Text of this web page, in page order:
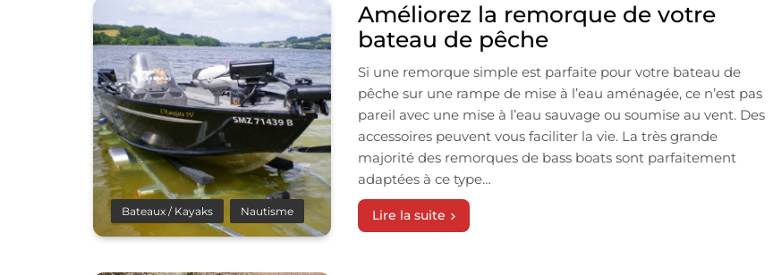
Bateaux / Kayaks Nautisme
Améliorez la remorque de votre
bateau de pêche
Si une remorque simple est parfaite pour votre bateau de
pêche sur une rampe de mise à l’eau aménagée, ce n’est pas
pareil avec une mise à l’eau sauvage ou soumise au vent. Des
accessoires peuvent vous faciliter la vie. La très grande
majorité des remorques de bass boats sont parfaitement
adaptées à ce type…
Lire la suite